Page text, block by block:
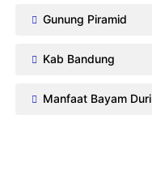
Gunung Piramid
Kab Bandung
Manfaat Bayam Duri